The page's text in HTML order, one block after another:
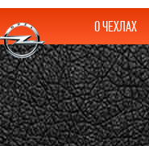
О ЧЕХЛАХ